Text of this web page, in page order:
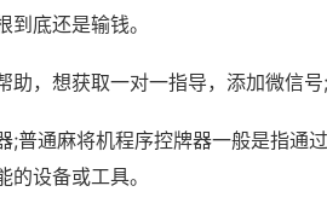
底还是输钱。
助，想获取一对一指导，添加微信
;普通麻将机程序控牌器一般是指通
设备或工具。